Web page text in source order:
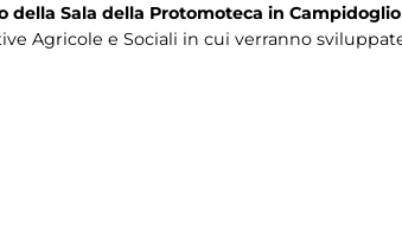
della Sala della Protomoteca in Campidoglio
Agricole e Sociali in cui verranno